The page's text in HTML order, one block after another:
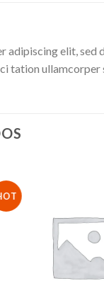
adipiscing elit,
tation